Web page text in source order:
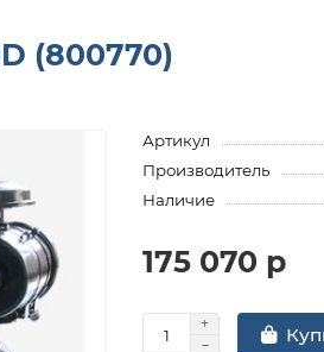
(800770)
Артикул
Производитель
Наличие
175 070 р